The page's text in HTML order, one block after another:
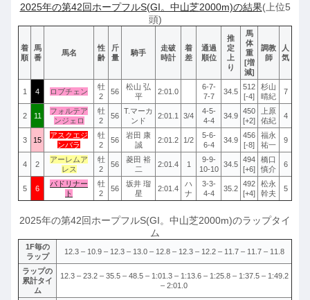
2025年の第42回ホープフルS(GI。中山芝2000m)の結果(上位5
頭)
着
順
馬
番
馬名
性
齢
斤
量
騎手
走破
時計
着
差
通過
順位
推
定
上
り
馬
体
重
[増
減]
調教
師
人
気
1 4 ロブチェン
牡
2
56
松山 弘
平
2:01.0
6-7-
7-7
34.5
512
[-4]
杉山
晴紀
7
2 11
フォルテア
ンジェロ
牡
2
56
T.マーカ
ンド
2:01.1 3/4
4-5-
4-4
34.9
450
[+2]
上原
佑紀
4
3 15
アスクエジ
ンバラ
牡
2
56
岩田 康
誠
2:01.2 1/2
5-6-
6-4
34.9
456
[-8]
福永
祐一
9
4 2
アーレムア
レス
牡
2
56
菱田 裕
二
2:01.4 1
9-9-
10-10
34.5
494
[+6]
橋口
慎介
6
5 6
バドリナー
ト
牡
2
56
坂井 瑠
星
2:01.4
ハ
ナ
3-3-
4-4
35.2
492
[+4]
松永
幹夫
5
2025年の第42回ホープフルS(GI。中山芝2000m)のラップタイ
ム
1F毎の
ラップ
12.3 – 10.9 – 12.3 – 13.0 – 12.8 – 12.3 – 12.2 – 11.7 – 11.7 – 11.8
ラップの
累計タイ
ム
12.3 – 23.2 – 35.5 – 48.5 – 1:01.3 – 1:13.6 – 1:25.8 – 1:37.5 – 1:49.2
– 2:01.0